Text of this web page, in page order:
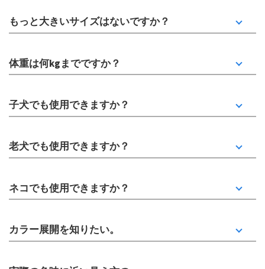
もっと大きいサイズはないですか？
体重は何kgまでですか？
子犬でも使用できますか？
老犬でも使用できますか？
ネコでも使用できますか？
カラー展開を知りたい。